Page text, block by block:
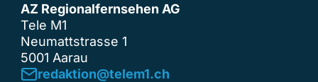
AZ Regionalfernsehen AG
Tele M1
Neumattstrasse 1
5001 Aarau
redaktion@telem1.ch